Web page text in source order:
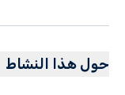
حول هذا النشاط